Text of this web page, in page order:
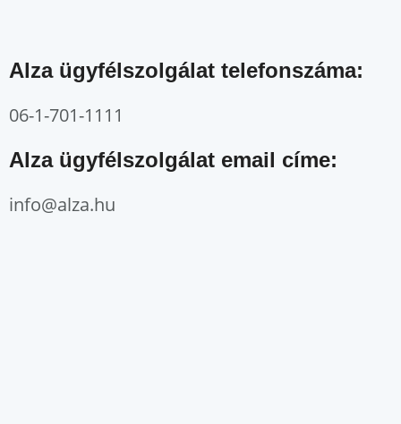
Alza ügyfélszolgálat telefonszáma:
06-1-701-1111
Alza ügyfélszolgálat email címe:
info@alza.hu